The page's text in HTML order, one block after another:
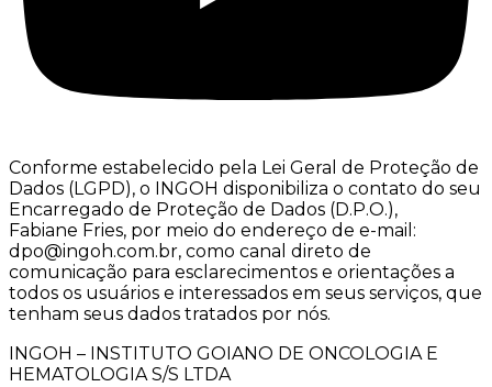
Conforme estabelecido pela Lei Geral de Proteção de
Dados (LGPD), o INGOH disponibiliza o contato do seu
Encarregado de Proteção de Dados (D.P.O.),
Fabiane Fries, por meio do endereço de e-mail:
dpo@ingoh.com.br, como canal direto de
comunicação para esclarecimentos e orientações a
todos os usuários e interessados em seus serviços, que
tenham seus dados tratados por nós.
INGOH – INSTITUTO GOIANO DE ONCOLOGIA E
HEMATOLOGIA S/S LTDA